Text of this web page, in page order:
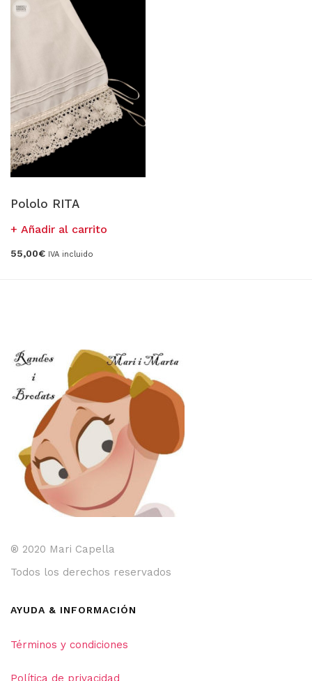
Pololo RITA
Añadir al carrito
55,00€ IVA incluido
® 2020 Mari Capella
Todos los derechos reservados
AYUDA & INFORMACIÓN
Términos y condiciones
Política de privacidad